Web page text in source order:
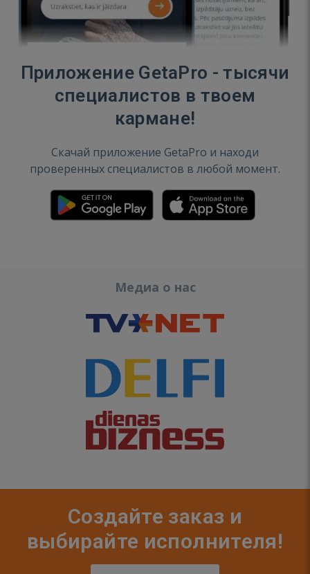
Приложение GetaPro - тысячи
специалистов в твоем
кармане!
Скачай приложение GetaPro и находи
проверенных специалистов в любой момент.
Медиа о нас
Создайте заказ и
выбирайте исполнителя!